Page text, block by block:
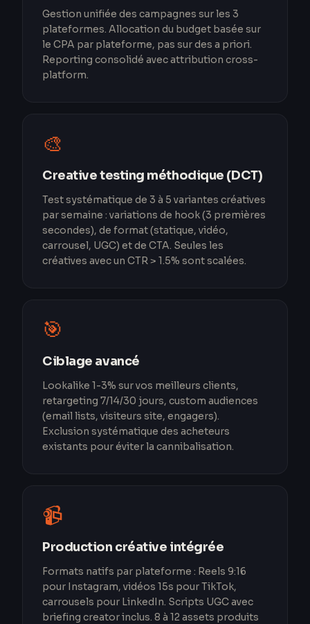
Gestion unifiée des campagnes sur les 3
plateformes. Allocation du budget basée sur
le CPA par plateforme, pas sur des a priori.
Reporting consolidé avec attribution cross-
platform.
🎨
Creative testing méthodique (DCT)
Test systématique de 3 à 5 variantes créatives
par semaine : variations de hook (3 premières
secondes), de format (statique, vidéo,
carrousel, UGC) et de CTA. Seules les
créatives avec un CTR > 1.5% sont scalées.
🎯
Ciblage avancé
Lookalike 1-3% sur vos meilleurs clients,
retargeting 7/14/30 jours, custom audiences
(email lists, visiteurs site, engagers).
Exclusion systématique des acheteurs
existants pour éviter la cannibalisation.
📹
Production créative intégrée
Formats natifs par plateforme : Reels 9:16
pour Instagram, vidéos 15s pour TikTok,
carrousels pour LinkedIn. Scripts UGC avec
briefing creator inclus. 8 à 12 assets produits